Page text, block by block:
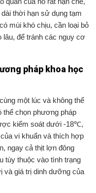
thời hạn sử dụng tạm
mùi khó chịu, cần loại bỏ
lâu, để tránh các nguy cơ
pháp khoa học
một lúc và không thể
thể chọn phương pháp
kiểm soát dưới -18℃,
vi khuẩn và thích hợp
ngay cả thịt lợn đông
tùy thuộc vào tình trạng
và giá trị dinh dưỡng của